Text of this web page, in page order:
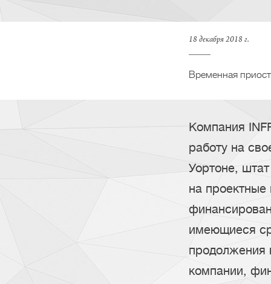
18 декабря 2018 г.
Временная
Компания
работу на
Уортоне,
на проектные
имеющиеся
продолжения
компании,